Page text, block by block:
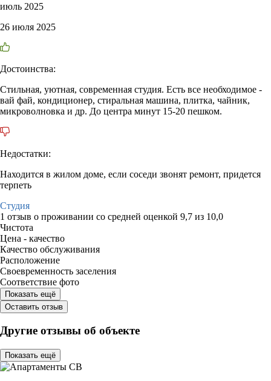
июль 2025
26 июля 2025
Достоинства:
Стильная, уютная, современная студия. Есть все необходимое -
вай фай, кондиционер, стиральная машина, плитка, чайник,
микроволновка и др. До центра минут 15-20 пешком.
Недостатки:
Находится в жилом доме, если соседи звонят ремонт, придется
терпеть
Студия
1 отзыв о проживании со средней оценкой 9,7 из 10,0
Чистота
Цена - качество
Качество обслуживания
Расположение
Своевременность заселения
Соответствие фото
Показать ещё
Оставить отзыв
Другие отзывы об объекте
Показать ещё